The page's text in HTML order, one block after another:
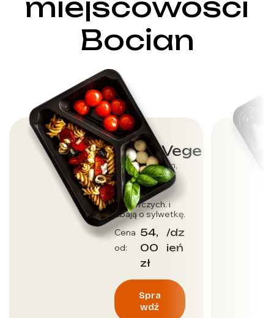
Bocian
Dieta Vege
Dla wegetarian,
którzy dbają o
dostarczenie
wartości
odżywczych. i
dbają o sylwetkę.
Cena
od:
54,
00
zł
/dz
ień
Spra
wdź